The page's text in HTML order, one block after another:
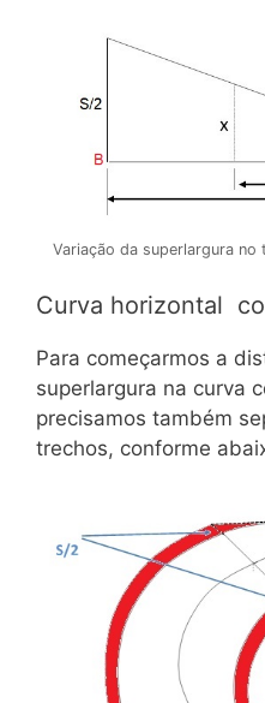
Variação da superlargura no
Curva horizontal
Para começarmos a
superlargura na curva
precisamos também
trechos, conforme